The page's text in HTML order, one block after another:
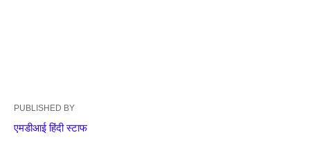
PUBLISHED BY
एमडीआई हिंदी स्टाफ